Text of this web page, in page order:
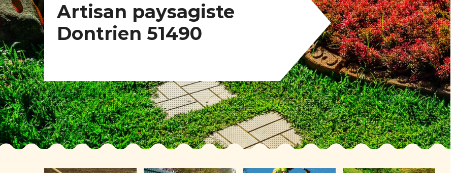
Artisan paysagiste
Dontrien 51490